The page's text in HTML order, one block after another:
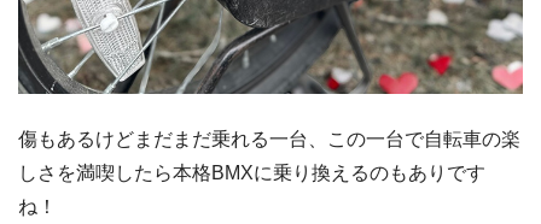
傷もあるけどまだまだ乗れる一台、この一台で自転車の楽
しさを満喫したら本格BMXに乗り換えるのもありです
ね！